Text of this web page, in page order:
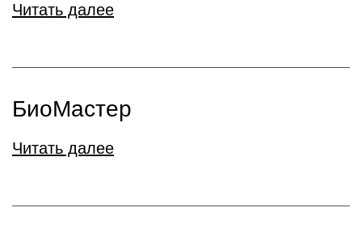
Читать далее
БиоМастер
Читать далее